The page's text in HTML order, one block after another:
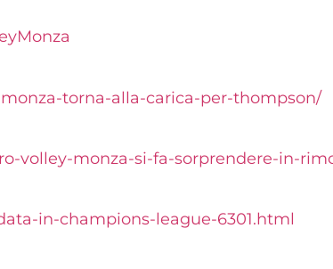
torna-alla-carica-per-thompson/
volley-monza-si-fa-sorprendere-in-
in-champions-league-6301.html